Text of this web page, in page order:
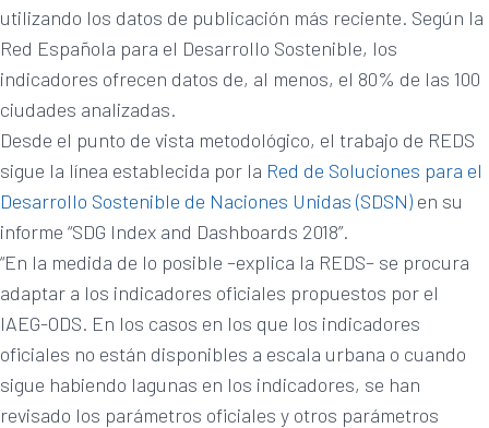
utilizando los datos de publicación más reciente. Según la
Red Española para el Desarrollo Sostenible, los
indicadores ofrecen datos de, al menos, el 80% de las 100
ciudades analizadas.
Desde el punto de vista metodológico, el trabajo de REDS
sigue la línea establecida por la Red de Soluciones para el
Desarrollo Sostenible de Naciones Unidas (SDSN) en su
informe “SDG Index and Dashboards 2018”.
“En la medida de lo posible –explica la REDS– se procura
adaptar a los indicadores oficiales propuestos por el
IAEG-ODS. En los casos en los que los indicadores
oficiales no están disponibles a escala urbana o cuando
sigue habiendo lagunas en los indicadores, se han
revisado los parámetros oficiales y otros parámetros